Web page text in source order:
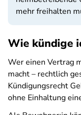
mehr freihalten
Wie kündige
Wer einen Vertrag
macht – rechtlich
Kündigungsrecht
ohne Einhaltung